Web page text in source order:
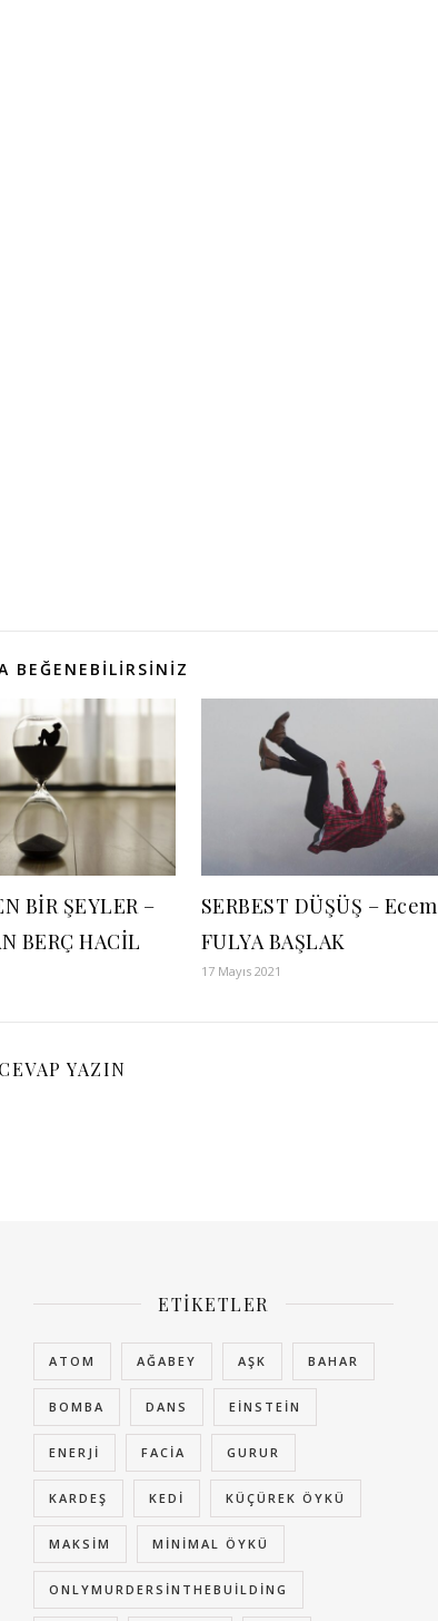
BEĞENEBILIRSINIZ
BİR ŞEYLER –
BERÇ HACİL
SERBEST DÜŞÜŞ – Ecem
FULYA BAŞLAK
17 Mayıs 2021
YAZIN
ETIKETLER
ATOM AĞABEY AŞK BAHAR
BOMBA DANS EINSTEIN
ENERJI FACIA GURUR
KARDEŞ KEDI KÜÇÜREK ÖYKÜ
MAKSIM MINIMAL ÖYKÜ
ONLYMURDERSINTHEBUILDING